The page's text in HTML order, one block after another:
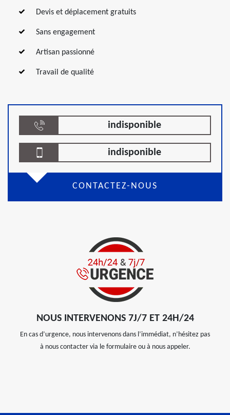
Devis et déplacement gratuits
Sans engagement
Artisan passionné
Travail de qualité
indisponible
indisponible
CONTACTEZ-NOUS
NOUS INTERVENONS 7J/7 ET 24H/24
En cas d’urgence, nous intervenons dans l’immédiat, n’hésitez pas
à nous contacter via le formulaire ou à nous appeler.